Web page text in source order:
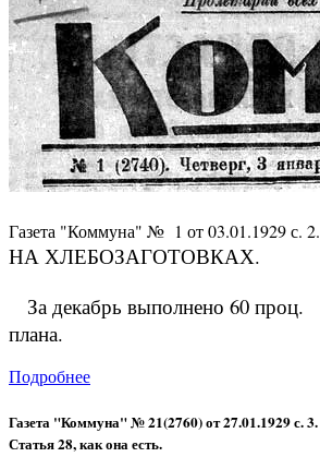
Газета "Коммуна" № 1 от 03.01.1929 с. 2.
НА ХЛЕБОЗАГОТОВКАХ.
За декабрь выполнено 60 проц.
плана.
Подробнее
Газета "Коммуна" № 21(2760) от 27.01.1929 с. 3.
Статья 28, как она есть.